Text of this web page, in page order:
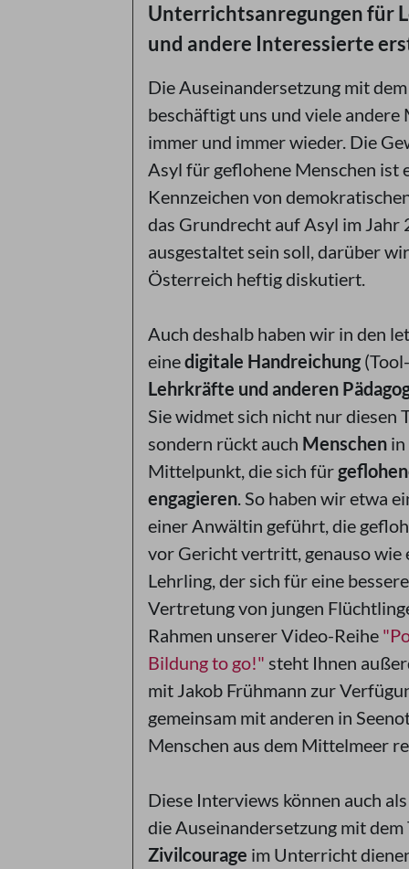
Unterrichtsanregungen für
und andere Interessierte
Die Auseinandersetzung mit
beschäftigt uns und viele andere
immer und immer wieder. Die
Asyl für geflohene Menschen ist
Kennzeichen von
das Grundrecht auf Asyl im Jahr
ausgestaltet sein soll, darüber
Österreich heftig diskutiert.
Auch deshalb haben wir in den
einedigitale Handreichung
Lehrkräfte und anderen
Sie widmet sich nicht nur diesen
sondern rückt auch Menschen in
Mittelpunkt, die sich für
engagieren. So haben wir etwa
einer Anwältin geführt, die
vor Gericht vertritt, genauso wie
Lehrling, der sich für eine
Vertretung von jungen
Rahmen unserer Video-Reihe
Bildung to go!" steht Ihnen
mit Jakob Frühmann zur
gemeinsam mit anderen in
Menschen aus dem Mittelmeer
Diese Interviews können auch
die Auseinandersetzung mit dem
Zivilcourage im Unterricht